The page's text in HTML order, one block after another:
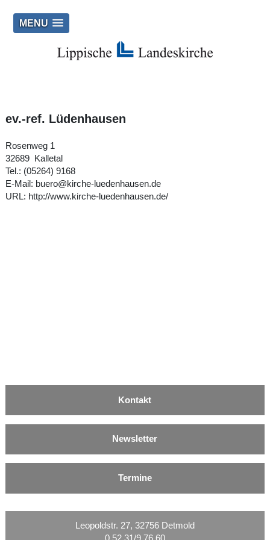
MENU
ev.-ref. Lüdenhausen
Rosenweg 1
32689 Kalletal
Tel.: (05264) 9168
E‑Mail: buero@kirche-luedenhausen.de
URL: http://www.kirche-luedenhausen.de/
Kontakt
Newsletter
Termine
Leopoldstr. 27, 32756 Detmold